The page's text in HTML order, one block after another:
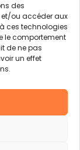
des
et/ou accéder aux
ces technologies
le comportement
de ne pas
un effet